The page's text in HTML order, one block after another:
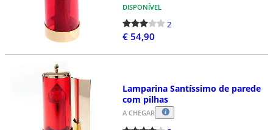
DISPONÍVEL
2
€ 54,90
Lamparina Santíssimo de parede
com pilhas
A CHEGAR